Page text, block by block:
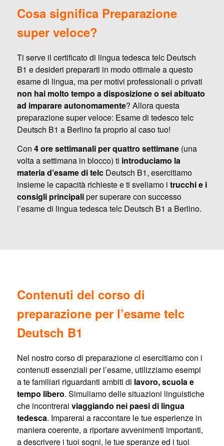
Cosa significa Preparazione
super veloce?
Ti serve il certificato di lingua tedesca telc Deutsch
B1 e desideri prepararti in modo ottimale a questo
esame di lingua, ma per motivi professionali o privati
non hai molto tempo a disposizione o sei abituato
ad imparare autonomamente? Allora questa
preparazione super veloce: Esame di tedesco telc
Deutsch B1 a Berlino fa proprio al caso tuo!
Con 4 ore settimanali per quattro settimane(una
volta a settimana in blocco) ti introduciamo la
materia d’esame di telcDeutsch B1, esercitiamo
insieme le capacità richieste e ti sveliamo i trucchi e i
consigli principaliper superare con successo
l’esame di lingua tedesca telc Deutsch B1 a Berlino.
Contenuti del corso di
preparazione per l’esame telc
Deutsch B1
Nel nostro corso di preparazione ci esercitiamo con i
contenuti essenziali per l’esame, utilizziamo esempi
a te familiari riguardanti ambiti di lavoro, scuola e
tempo libero. Simuliamo delle situazioni linguistiche
che incontrerai viaggiando nei paesi di lingua
tedesca. Imparerai a raccontare le tue esperienze in
maniera coerente, a riportare avvenimenti importanti,
a descrivere i tuoi sogni, le tue speranze ed i tuoi